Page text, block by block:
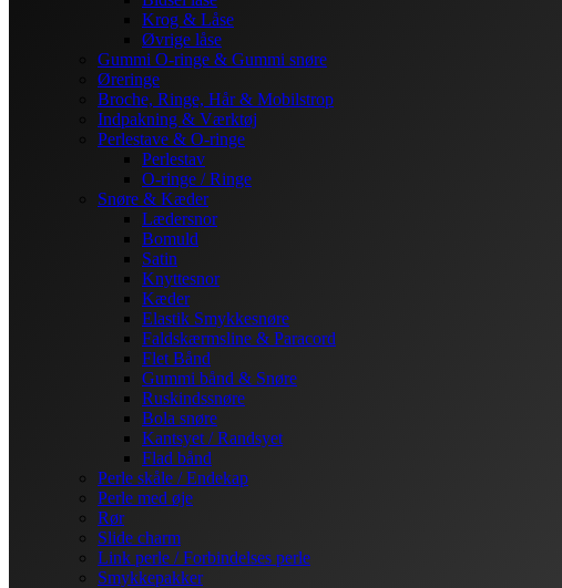
Krog & Låse
Øvrige låse
Gummi O-ringe & Gummi snøre
Øreringe
Broche, Ringe, Hår & Mobilstrop
Indpakning & Værktøj
Perlestave & O-ringe
Perlestav
O-ringe / Ringe
Snøre & Kæder
Lædersnor
Bomuld
Satin
Knyttesnor
Kæder
Elastik Smykkesnøre
Faldskærmsline & Paracord
Flet Bånd
Gummi bånd & Snøre
Ruskindssnøre
Bola snøre
Kantsyet / Randsyet
Flad bånd
Perle skåle / Endekap
Perle med øje
Rør
Slide charm
Link perle / Forbindelses perle
Smykkepakker